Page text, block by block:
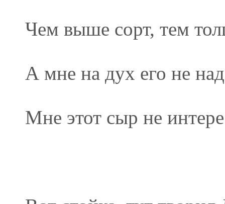
Чем выше сорт, тем
А мне на дух его не
Мне этот сыр не